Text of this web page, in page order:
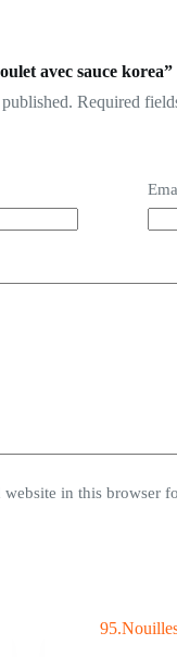
avec sauce korea”
Required
website in this browser